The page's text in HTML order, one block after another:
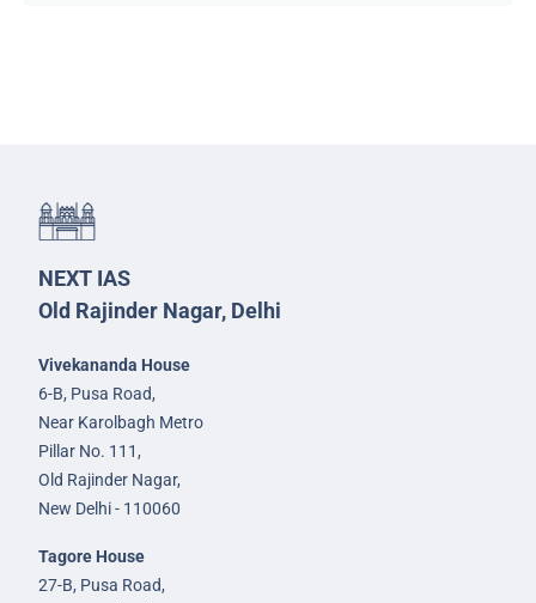
NEXT IAS
Old Rajinder Nagar, Delhi
Vivekananda House
6-B, Pusa Road,
Near Karolbagh Metro
Pillar No. 111,
Old Rajinder Nagar,
New Delhi - 110060
Tagore House
27-B, Pusa Road,